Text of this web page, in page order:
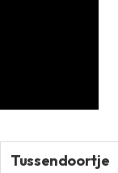
Tussendoortje